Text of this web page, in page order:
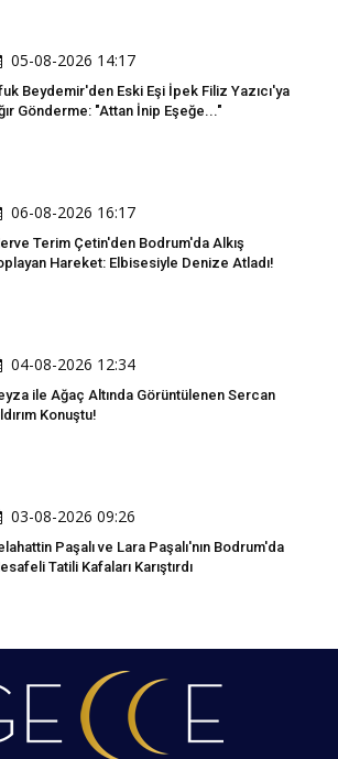
05-08-2026 14:17
Beydemir'den Eski Eşi İpek Filiz Yazıcı'ya
Gönderme: "Attan İnip Eşeğe..."
06-08-2026 16:17
Terim Çetin'den Bodrum'da Alkış
Hareket: Elbisesiyle Denize Atladı!
04-08-2026 12:34
ile Ağaç Altında Görüntülenen Sercan
Konuştu!
03-08-2026 09:26
Paşalı ve Lara Paşalı'nın Bodrum'da
Tatili Kafaları Karıştırdı